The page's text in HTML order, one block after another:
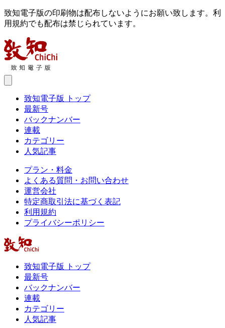
致知電子版の印刷物は配布しないようにお願い致します。利
用規約でも配布は禁じられています。
致知電子版 トップ
最新号
バックナンバー
連載
カテゴリー
人気記事
プラン・料金
よくある質問・お問い合わせ
運営会社
特定商取引法に基づく表記
利用規約
プライバシーポリシー
致知電子版 トップ
最新号
バックナンバー
連載
カテゴリー
人気記事